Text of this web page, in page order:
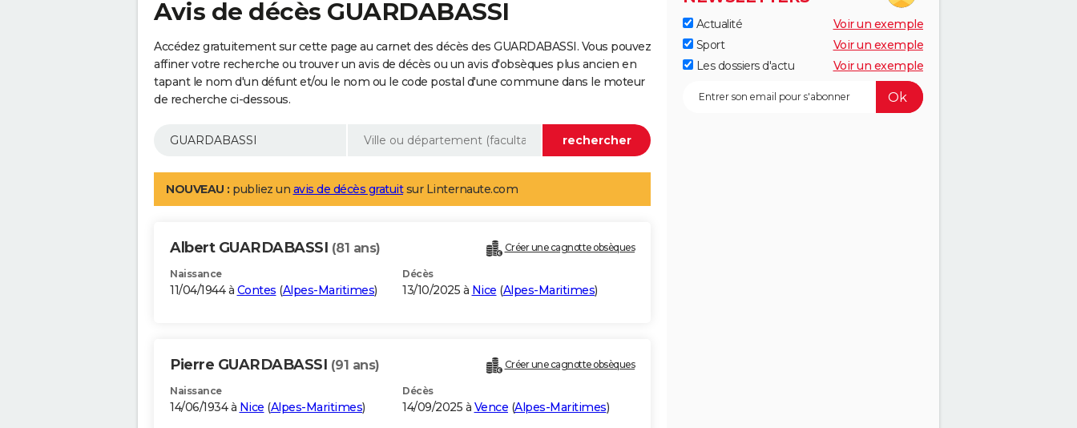
Avis de décès GUARDABASSI
Accédez gratuitement sur cette page au carnet des décès des GUARDABASSI. Vous pouvez
affiner votre recherche ou trouver un avis de décès ou un avis d'obsèques plus ancien en
tapant le nom d'un défunt et/ou le nom ou le code postal d'une commune dans le moteur
de recherche ci-dessous.
NOUVEAU : publiez un avis de décès gratuitsur Linternaute.com
Albert GUARDABASSI (81 ans) Créer une cagnotte obsèques
Naissance
11/04/1944 à Contes (Alpes-Maritimes)
Décès
13/10/2025 à Nice (Alpes-Maritimes)
Pierre GUARDABASSI (91 ans) Créer une cagnotte obsèques
Naissance
14/06/1934 à Nice (Alpes-Maritimes)
Décès
14/09/2025 à Vence (Alpes-Maritimes)
Actualité
Voir un exemple
Sport
Voir un exemple
Les dossiers d'actu
Voir un exemple